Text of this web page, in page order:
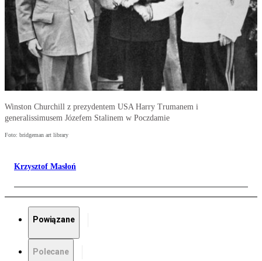
Winston Churchill z prezydentem USA Harry Trumanem i
generalissimusem Józefem Stalinem w Poczdamie
Foto: bridgeman art library
Krzysztof Masłoń
Powiązane
Polecane